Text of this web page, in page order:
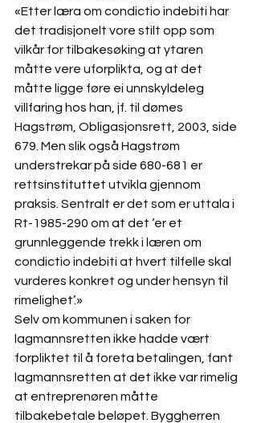
«Etter læra om condictio indebiti har
det tradisjonelt vore stilt opp som
vilkår for tilbakesøking at ytaren
måtte vere uforplikta, og at det
måtte ligge føre ei unnskyldeleg
villfaring hos han, jf. til dømes
Hagstrøm, Obligasjonsrett, 2003, side
679. Men slik også Hagstrøm
understrekar på side 680-681 er
rettsinstituttet utvikla gjennom
praksis. Sentralt er det som er uttala i
Rt-1985-290 om at det ‘er et
grunnleggende trekk i læren om
condictio indebiti at hvert tilfelle skal
vurderes konkret og under hensyn til
rimelighet’.»
Selv om kommunen i saken for
lagmannsretten ikke hadde vært
forpliktet til å foreta betalingen, fant
lagmannsretten at det ikke var rimelig
at entreprenøren måtte
tilbakebetale beløpet. Byggherren